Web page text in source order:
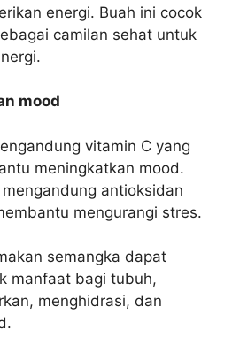
energi. Buah ini cocok
camilan sehat untuk
mood
vitamin C yang
meningkatkan mood.
antioksidan
mengurangi stres.
semangka dapat
manfaat bagi tubuh,
menghidrasi, dan